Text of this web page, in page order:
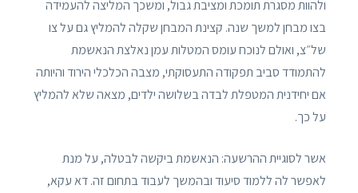
ולהוות מסגרת תומכת ומציבת גבול, ומשכך המליצה להעמידה
בצו מבחן למשך שנה. קצינת המבחן שקלה להמליץ גם על צו
של״צ, ואולם לנוכח עומס המטלות עמן נאלצת הנאשמת
להתמודד סביב תפקודה התעסוקתי, מצבה הכלכלי הירוד והיותה
אם יחידנית המטפלת לבדה בשלושה ילדים, מצאה שלא להמליץ
על כך.
אשר לסוגיית ההרשעה: הנאשמת ביקשה לבטלה, על מנת
לאפשר לה ללמוד סיעוד ובהמשך לעבוד בתחום זה. דא עקא,